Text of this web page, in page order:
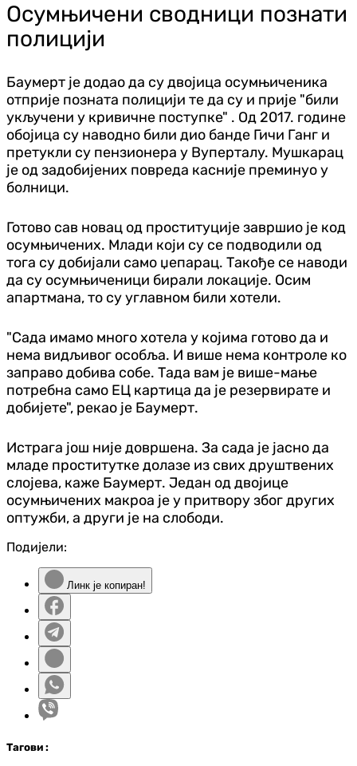
Осумњичени сводници познати
полицији
Баумерт је додао да су двојица осумњиченика
отприје позната полицији те да су и прије "били
укључени у кривичне поступке" . Од 2017. године
обојица су наводно били дио банде Гичи Ганг и
претукли су пензионера у Вуперталу. Мушкарац
је од задобијених повреда касније преминуо у
болници.
Готово сав новац од проституције завршио је код
осумњичених. Млади који су се подводили од
тога су добијали само џепарац. Такође се наводи
да су осумњиченици бирали локације. Осим
апартмана, то су углавном били хотели.
"Сада имамо много хотела у којима готово да и
нема видљивог особља. И више нема контроле ко
заправо добива собе. Тада вам је више-мање
потребна само ЕЦ картица да је резервирате и
добијете", рекао је Баумерт.
Истрага још није довршена. За сада је јасно да
младе проститутке долазе из свих друштвених
слојева, каже Баумерт. Један од двојице
осумњичених макроа је у притвору због других
оптужби, а други је на слободи.
Подијели:
Линк је копиран!
Тагови :